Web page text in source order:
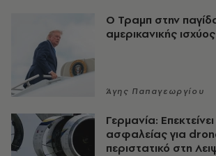
Ο Τραμπ στην
αμερικανικής ισχύος
Άγης Παπαγεωργίου
Γερμανία:
ασφαλείας για
περιστατικό στη